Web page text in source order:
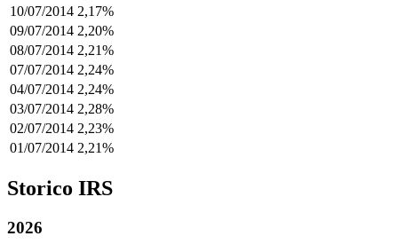
10/07/2014 2,17%
09/07/2014 2,20%
08/07/2014 2,21%
07/07/2014 2,24%
04/07/2014 2,24%
03/07/2014 2,28%
02/07/2014 2,23%
01/07/2014 2,21%
Storico IRS
2026